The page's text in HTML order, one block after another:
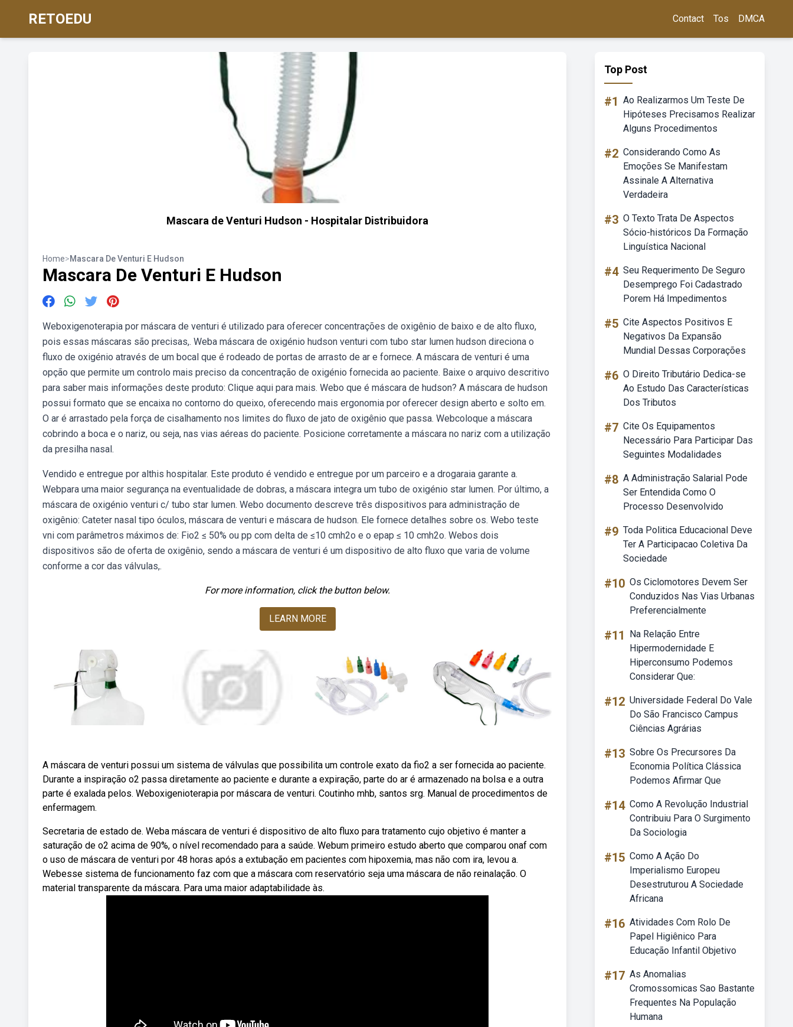
RETOEDU Contact Tos DMCA
Mascara de Venturi Hudson - Hospitalar Distribuidora
Home>Mascara De Venturi E Hudson
Mascara De Venturi E Hudson
Weboxigenoterapia por máscara de venturi é utilizado para oferecer concentrações de oxigênio de baixo e de alto fluxo,
pois essas máscaras são precisas,. Weba máscara de oxigénio hudson venturi com tubo star lumen hudson direciona o
fluxo de oxigénio através de um bocal que é rodeado de portas de arrasto de ar e fornece. A máscara de venturi é uma
opção que permite um controlo mais preciso da concentração de oxigénio fornecida ao paciente. Baixe o arquivo descritivo
para saber mais informações deste produto: Clique aqui para mais. Webo que é máscara de hudson? A máscara de hudson
possui formato que se encaixa no contorno do queixo, oferecendo mais ergonomia por oferecer design aberto e solto em.
O ar é arrastado pela força de cisalhamento nos limites do fluxo de jato de oxigênio que passa. Webcoloque a máscara
cobrindo a boca e o nariz, ou seja, nas vias aéreas do paciente. Posicione corretamente a máscara no nariz com a utilização
da presilha nasal.
Vendido e entregue por althis hospitalar. Este produto é vendido e entregue por um parceiro e a drogaraia garante a.
Webpara uma maior segurança na eventualidade de dobras, a máscara integra um tubo de oxigénio star lumen. Por último, a
máscara de oxigénio venturi c/ tubo star lumen. Webo documento descreve três dispositivos para administração de
oxigênio: Cateter nasal tipo óculos, máscara de venturi e máscara de hudson. Ele fornece detalhes sobre os. Webo teste
vni com parâmetros máximos de: Fio2 ≤ 50% ou pp com delta de ≤10 cmh2o e o epap ≤ 10 cmh2o. Webos dois
dispositivos são de oferta de oxigênio, sendo a máscara de venturi é um dispositivo de alto fluxo que varia de volume
conforme a cor das válvulas,.
For more information, click the button below.
LEARN MORE
A máscara de venturi possui um sistema de válvulas que possibilita um controle exato da fio2 a ser fornecida ao paciente.
Durante a inspiração o2 passa diretamente ao paciente e durante a expiração, parte do ar é armazenado na bolsa e a outra
parte é exalada pelos. Weboxigenioterapia por máscara de venturi. Coutinho mhb, santos srg. Manual de procedimentos de
enfermagem.
Secretaria de estado de. Weba máscara de venturi é dispositivo de alto fluxo para tratamento cujo objetivo é manter a
saturação de o2 acima de 90%, o nível recomendado para a saúde. Webum primeiro estudo aberto que comparou onaf com
o uso de máscara de venturi por 48 horas após a extubação em pacientes com hipoxemia, mas não com ira, levou a.
Webesse sistema de funcionamento faz com que a máscara com reservatório seja uma máscara de não reinalação. O
material transparente da máscara. Para uma maior adaptabilidade às.
Top Post
#1 Ao Realizarmos Um Teste De
Hipóteses Precisamos Realizar
Alguns Procedimentos
#2 Considerando Como As
Emoções Se Manifestam
Assinale A Alternativa
Verdadeira
#3 O Texto Trata De Aspectos
Sócio-históricos Da Formação
Linguística Nacional
#4 Seu Requerimento De Seguro
Desemprego Foi Cadastrado
Porem Há Impedimentos
#5 Cite Aspectos Positivos E
Negativos Da Expansão
Mundial Dessas Corporações
#6 O Direito Tributário Dedica-se
Ao Estudo Das Características
Dos Tributos
#7 Cite Os Equipamentos
Necessário Para Participar Das
Seguintes Modalidades
#8 A Administração Salarial Pode
Ser Entendida Como O
Processo Desenvolvido
#9 Toda Politica Educacional Deve
Ter A Participacao Coletiva Da
Sociedade
#10 Os Ciclomotores Devem Ser
Conduzidos Nas Vias Urbanas
Preferencialmente
#11
Na Relação Entre
Hipermodernidade E
Hiperconsumo Podemos
Considerar Que:
#12 Universidade Federal Do Vale
Do São Francisco Campus
Ciências Agrárias
#13 Sobre Os Precursores Da
Economia Política Clássica
Podemos Afirmar Que
#14 Como A Revolução Industrial
Contribuiu Para O Surgimento
Da Sociologia
#15 Como A Ação Do
Imperialismo Europeu
Desestruturou A Sociedade
Africana
#16 Atividades Com Rolo De
Papel Higiênico Para
Educação Infantil Objetivo
#17 As Anomalias
Cromossomicas Sao Bastante
Frequentes Na População
Humana